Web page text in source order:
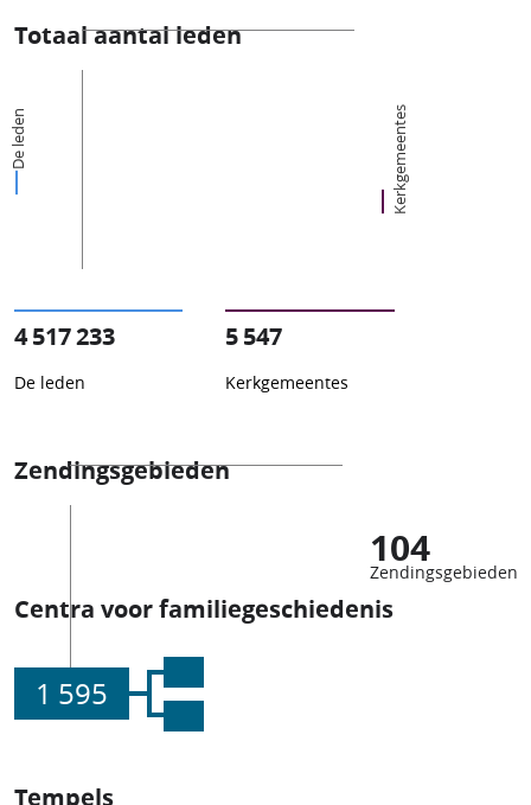
Totaal aantal leden
De leden Kerkgemeentes
4 517 233
De leden
5 547
Kerkgemeentes
Zendingsgebieden
104
Zendingsgebieden
Centra voor familiegeschiedenis
1 595
Tempels